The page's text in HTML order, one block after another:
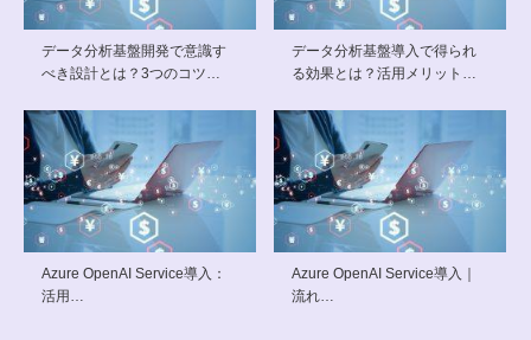
データ分析基盤開発で意識す
べき設計とは？3つのコツ…
データ分析基盤導入で得られ
る効果とは？活用メリット…
Azure OpenAI Service導入：
活用…
Azure OpenAI Service導入｜
流れ…